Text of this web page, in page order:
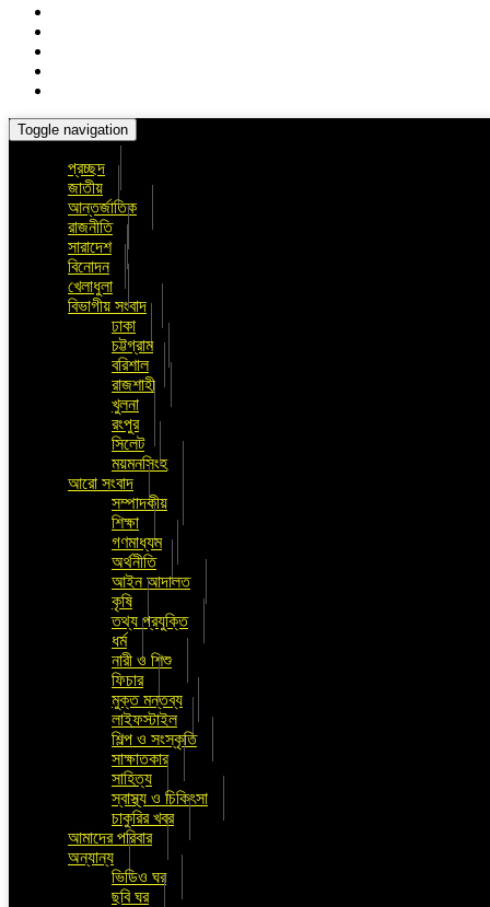
Toggle navigation
প্রচ্ছদ
জাতীয়
আন্তর্জাতিক
রাজনীতি
সারাদেশ
বিনোদন
খেলাধুলা
বিভাগীয় সংবাদ
ঢাকা
চট্টগ্রাম
বরিশাল
রাজশাহী
খুলনা
রংপুর
সিলেট
ময়মনসিংহ
আরো সংবাদ
সম্পাদকীয়
শিক্ষা
গণমাধ্যম
অর্থনীতি
আইন আদালত
কৃষি
তথ্য প্রযুক্তি
ধর্ম
নারী ও শিশু
ফিচার
মুক্ত মন্তব্য
লাইফস্টাইল
শিল্প ও সংস্কৃতি
সাক্ষাতকার
সাহিত্য
স্বাস্থ্য ও চিকিৎসা
চাকুরির খবর
আমাদের পরিবার
অন্যান্য
ভিডিও ঘর
ছবি ঘর